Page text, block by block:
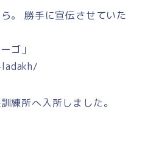
。 勝手に宣伝させていた
ゴ」
練所へ入所しました。